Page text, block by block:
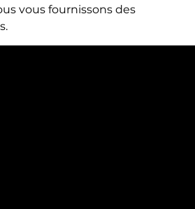
vous fournissons des